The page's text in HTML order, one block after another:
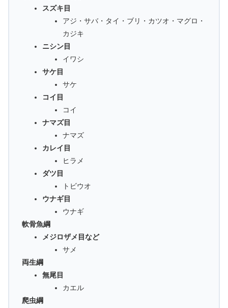
スズキ目
アジ・サバ・タイ・ブリ・カツオ・マグロ・
カジキ
ニシン目
イワシ
サケ目
サケ
コイ目
コイ
ナマズ目
ナマズ
カレイ目
ヒラメ
ダツ目
トビウオ
ウナギ目
ウナギ
軟骨魚綱
メジロザメ目など
サメ
両生綱
無尾目
カエル
爬虫綱